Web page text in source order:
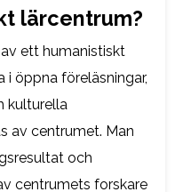
lärcentrum?
ett humanistiskt
öppna föreläsningar,
kulturella
av centrumet. Man
och
centrumets forskare